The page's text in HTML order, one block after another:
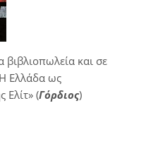
βιβλιοπωλεία και σε
Ελλάδα ως
Ελίτ» (Γόρδιος)